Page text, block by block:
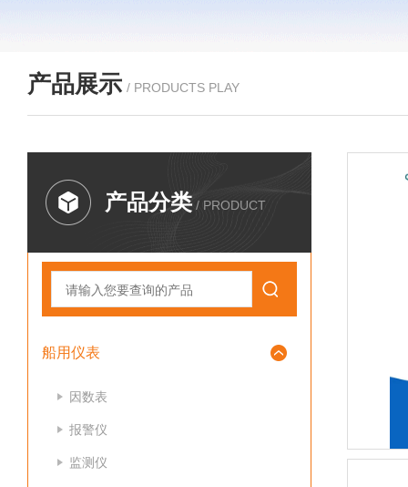
产品展示 / PRODUCTS PLAY
产品分类 / PRODUCT
船用仪表
因数表
报警仪
监测仪